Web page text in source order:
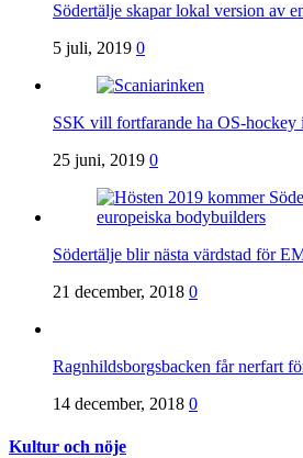
Södertälje skapar lokal version av
5 juli, 2019 0
SSK vill fortfarande ha OS-hockey
25 juni, 2019 0
Södertälje blir nästa värdstad för
21 december, 2018 0
Ragnhildsborgsbacken får nerfart
14 december, 2018 0
Kultur och nöje